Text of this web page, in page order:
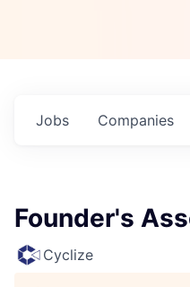
Jobs Companies
Founder's
Cyclize